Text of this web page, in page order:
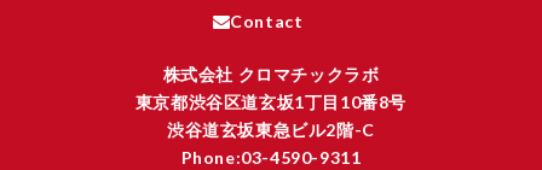
Contact
株式会社 クロマチックラボ
東京都渋谷区道玄坂1丁目10番8号
渋谷道玄坂東急ビル2階-C
Phone:03-4590-9311